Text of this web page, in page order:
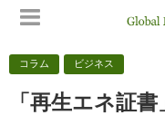
コラム ビジネス
「再生エネ証